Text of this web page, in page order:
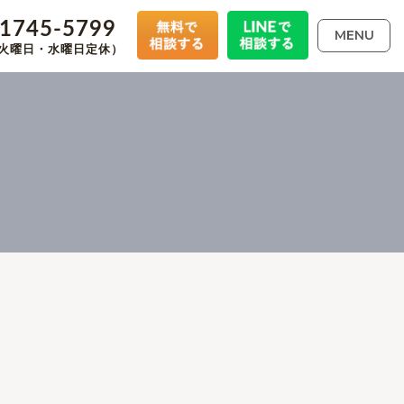
5799
日・水曜日定休）
MENU